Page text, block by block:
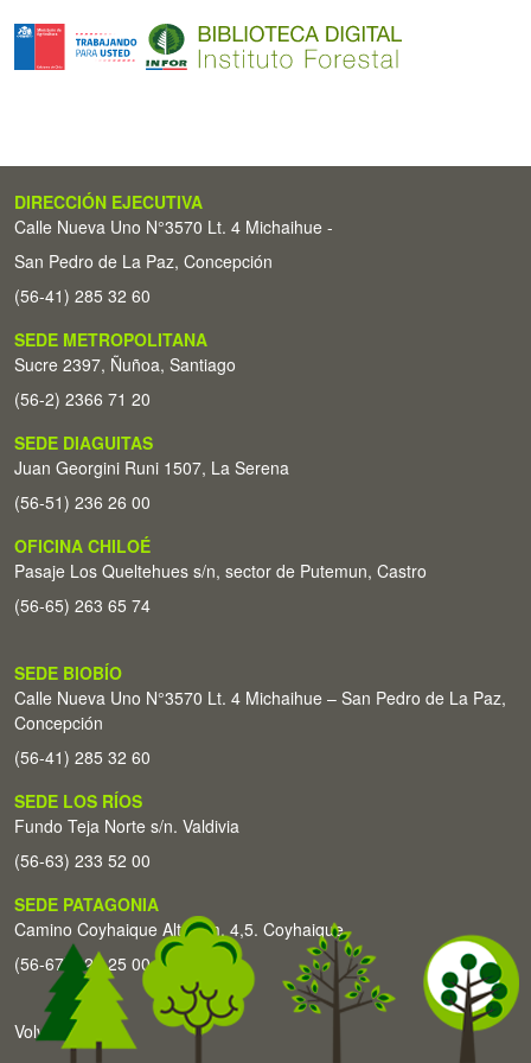
DIRECCIÓN EJECUTIVA
Calle Nueva Uno N°3570 Lt. 4 Michaihue -
San Pedro de La Paz, Concepción
(56-41) 285 32 60
SEDE METROPOLITANA
Sucre 2397, Ñuñoa, Santiago
(56-2) 2366 71 20
SEDE DIAGUITAS
Juan Georgini Runi 1507, La Serena
(56-51) 236 26 00
OFICINA CHILOÉ
Pasaje Los Queltehues s/n, sector de Putemun, Castro
(56-65) 263 65 74
SEDE BIOBÍO
Calle Nueva Uno N°3570 Lt. 4 Michaihue – San Pedro de La Paz,
Concepción
(56-41) 285 32 60
SEDE LOS RÍOS
Fundo Teja Norte s/n. Valdivia
(56-63) 233 52 00
SEDE PATAGONIA
Camino Coyhaique Alto Km. 4,5. Coyhaique
(56-67) 226 25 00
Volver arriba